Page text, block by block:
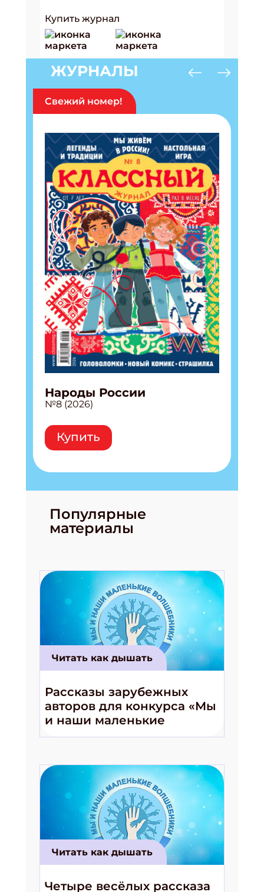
Купить журнал
ЖУРНАЛЫ
Свежий номер!
Народы России
№8 (2026)
Купить
Популярные
материалы
Читать как дышать
Рассказы зарубежных
авторов для конкурса «Мы
и наши маленькие
волшебники!»
Читать как дышать
Четыре весёлых рассказа
Подпишись на рассылку
Получи электронный "Классный журнал" в